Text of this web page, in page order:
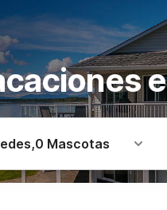
,0 Mascotas